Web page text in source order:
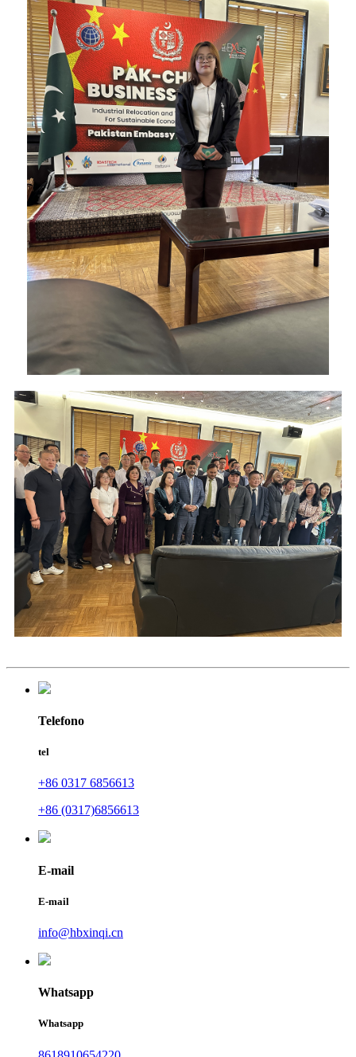
Telefono
tel
+86 0317 6856613
+86 (0317)6856613
E-mail
E-mail
info@hbxinqi.cn
Whatsapp
Whatsapp